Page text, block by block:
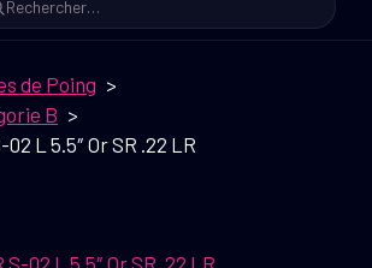
de Poing
B
L 5.5″ Or SR .22 LR